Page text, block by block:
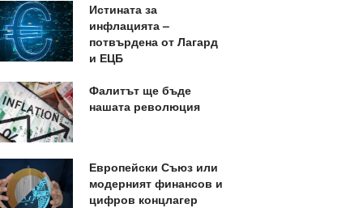
Истината за
инфлацията –
потвърдена от Лагард
и ЕЦБ
Фалитът ще бъде
нашата революция
Европейски Съюз или
модерният финансов и
цифров концлагер